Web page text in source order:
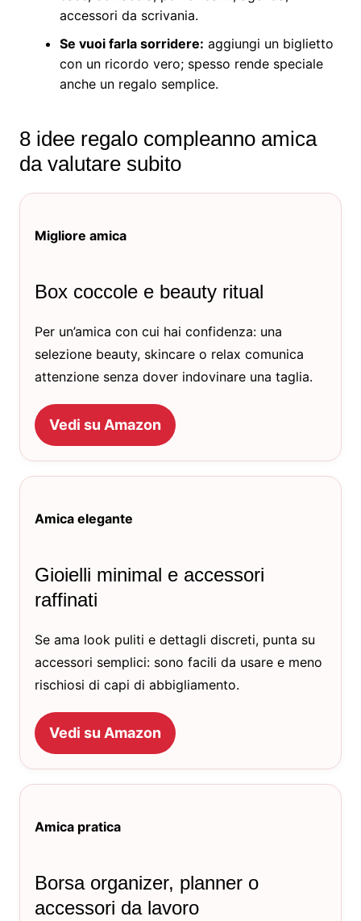
accessori da scrivania.
Se vuoi farla sorridere: aggiungi un biglietto
con un ricordo vero; spesso rende speciale
anche un regalo semplice.
8 idee regalo compleanno amica
da valutare subito
Migliore amica
Box coccole e beauty ritual
Per un’amica con cui hai confidenza: una
selezione beauty, skincare o relax comunica
attenzione senza dover indovinare una taglia.
Vedi su Amazon
Amica elegante
Gioielli minimal e accessori
raffinati
Se ama look puliti e dettagli discreti, punta su
accessori semplici: sono facili da usare e meno
rischiosi di capi di abbigliamento.
Vedi su Amazon
Amica pratica
Borsa organizer, planner o
accessori da lavoro